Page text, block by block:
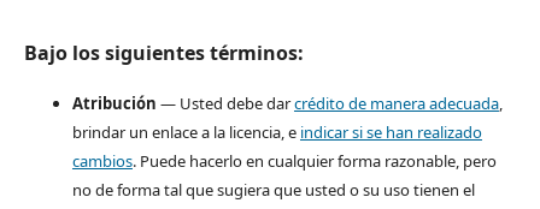
Bajo los siguientes términos:
Atribución — Usted debe darcrédito de manera adecuada,
brindar un enlace a la licencia, e indicar si se han realizado
cambios. Puede hacerlo en cualquier forma razonable, pero
no de forma tal que sugiera que usted o su uso tienen el